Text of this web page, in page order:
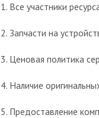
1. Все участники
2. Запчасти на
3. Ценовая политика
4. Наличие
5. Предоставление